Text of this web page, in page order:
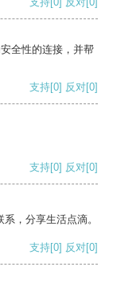
全性的连接，并帮
支持[0] 反对[0]
支持[0] 反对[0]
，分享生活点滴。
支持[0] 反对[0]